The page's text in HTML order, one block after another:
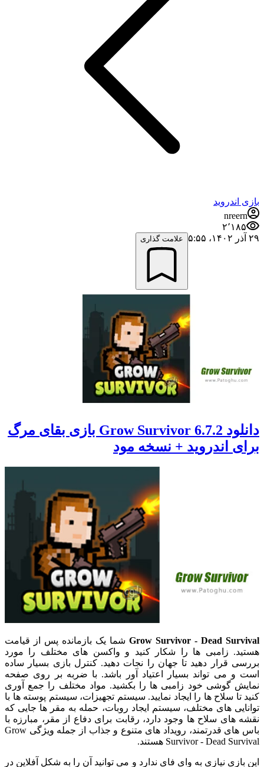
بازی اندروید
nreern
۲٬۱۸۵
۲۹ آذر ۱۴۰۲،‏ ۵:۵۵
علامت گذاری
دانلود 6.7.2 Grow Survivor بازی بقای مرگ
برای اندروید + نسخه مود
Grow Survivor - Dead Survival شما یک بازمانده پس از قیامت
هستید. زامبی ها را شکار کنید و واکسن های مختلف را مورد
بررسی قرار دهید تا جهان را نجات دهید. کنترل بازی بسیار ساده
است و می تواند بسیار اعتیاد آور باشد. با ضربه بر روی صفحه
نمایش گوشی خود زامبی ها را بکشید. مواد مختلف را جمع آوری
کنید تا سلاح ها را ایجاد نمایید. سیستم تجهیزات، سیستم پوسته ها با
توانایی های مختلف، سیستم ایجاد روبات، حمله به مقر ها جایی که
نقشه های سلاح ها وجود دارد، رقابت برای دفاع از مقر، مبارزه با
باس های قدرتمند، رویداد های متنوع و جذاب از جمله ویژگی Grow
Survivor - Dead Survival هستند.
این بازی نیازی به وای فای ندارد و می توانید آن را به شکل آفلاین در